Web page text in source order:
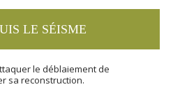
LE SÉISME
le déblaiement de
sa reconstruction.